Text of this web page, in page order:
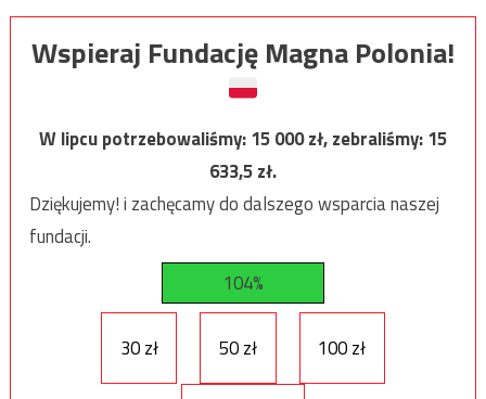
Wspieraj Fundację Magna Polonia!
W lipcu potrzebowaliśmy:15 000zł, zebraliśmy:15
633,5zł.
Dziękujemy! i zachęcamy do dalszego wsparcia naszej
fundacji.
104%
30 zł 50 zł 100 zł